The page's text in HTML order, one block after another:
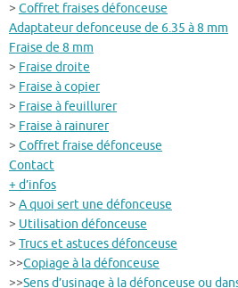
> Coffret fraises défonceuse
Adaptateur defonceuse de 6.35 à 8 mm
Fraise de 8 mm
> Fraise droite
> Fraise à copier
> Fraise à feuillurer
> Fraise à rainurer
> Coffret fraise défonceuse
Contact
+ d’infos
> A quoi sert une défonceuse
> Utilisation défonceuse
> Trucs et astuces défonceuse
>>Copiage à la défonceuse
>>Sens d’usinage à la défonceuse ou